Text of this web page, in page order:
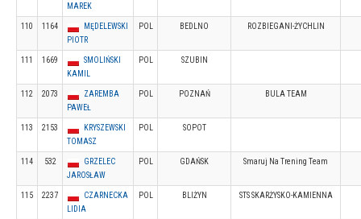
MAREK
110 1164
MĘDELEWSKI
PIOTR
POL BEDLNO ROZBIEGANI-ŻYCHLIN
111 1669
SMOLIŃSKI
KAMIL
POL SZUBIN
112 2073
ZAREMBA
PAWEŁ
POL POZNAŃ BULA TEAM
113 2153
KRYSZEWSKI
TOMASZ
POL SOPOT
114 532
GRZELEC
JAROSŁAW
POL GDAŃSK Smaruj Na Trening Team
115 2237
CZARNECKA
LIDIA
POL BLIŻYN STS SKARŻYSKO-KAMIENNA